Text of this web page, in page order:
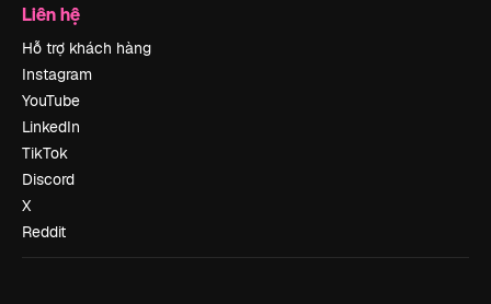
Liên hệ
Hỗ trợ khách hàng
Instagram
YouTube
LinkedIn
TikTok
Discord
X
Reddit